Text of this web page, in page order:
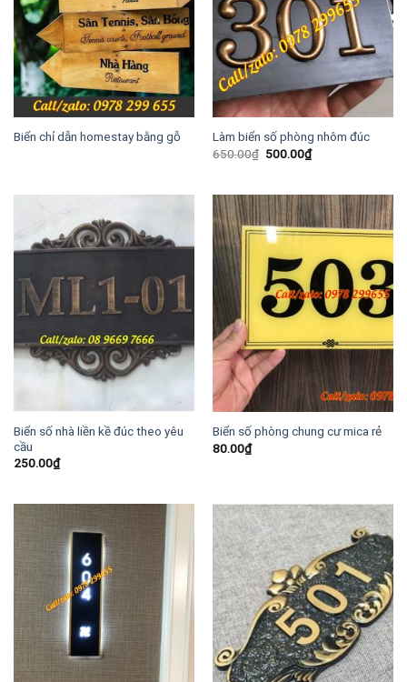
Biển chỉ dẫn homestay bằng gỗ
Làm biển số phòng nhôm đúc
650.00₫ Giá
500.00₫Giá
hiện
500.00₫.
Biển số nhà liền kề đúc theo yêu
cầu
250.00₫
Biển số phòng chung cư mica rẻ
80.00₫